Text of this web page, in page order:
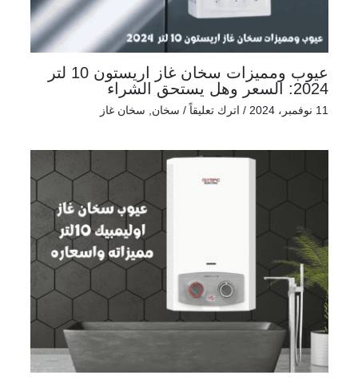
عيوب ومميزات سخان غاز اريستون 10 لتر
2024: السعر وهل يستحق الشراء
11 نوفمبر، 2024 / اترك تعليقاً / سخان سخان غاز